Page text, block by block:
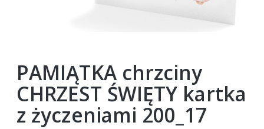
PAMIĄTKA chrzciny
CHRZEST ŚWIĘTY kartka
z życzeniami 200_17